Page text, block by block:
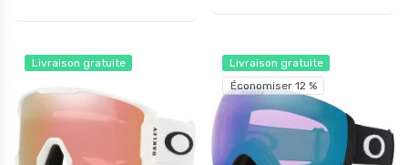
Livraison gratuite
Livraison gratuite
Économiser 12 %